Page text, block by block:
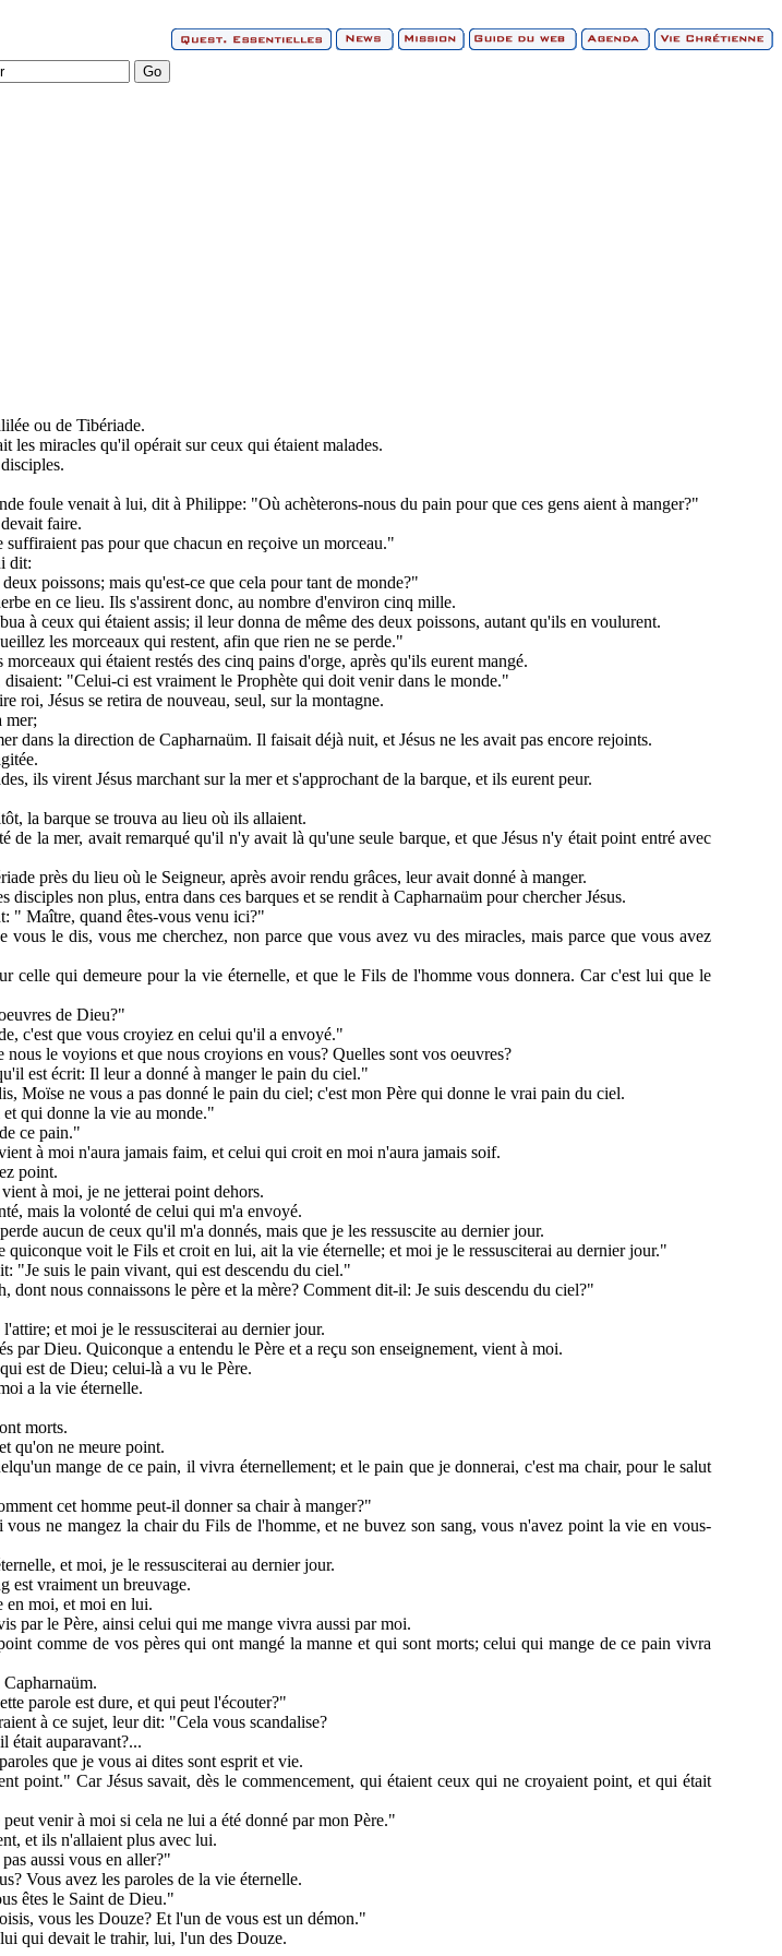
ou de Tibériade.
les miracles qu'il opérait sur ceux qui étaient malades.
foule venait à lui, dit à Philippe: "Où achèterons-nous du pain pour que ces gens aient à manger?"
faire.
pas pour que chacun en reçoive un morceau."
dit:
poissons; mais qu'est-ce que cela pour tant de monde?"
en ce lieu. Ils s'assirent donc, au nombre d'environ cinq mille.
à ceux qui étaient assis; il leur donna de même des deux poissons, autant qu'ils en voulurent.
les morceaux qui restent, afin que rien ne se perde."
qui étaient restés des cinq pains d'orge, après qu'ils eurent mangé.
"Celui-ci est vraiment le Prophète qui doit venir dans le monde."
roi, Jésus se retira de nouveau, seul, sur la montagne.
mer;
dans la direction de Capharnaüm. Il faisait déjà nuit, et Jésus ne les avait pas encore rejoints.
ils virent Jésus marchant sur la mer et s'approchant de la barque, et ils eurent peur.
la barque se trouva au lieu où ils allaient.
de la mer, avait remarqué qu'il n'y avait là qu'une seule barque, et que Jésus n'y était point entré avec
près du lieu où le Seigneur, après avoir rendu grâces, leur avait donné à manger.
non plus, entra dans ces barques et se rendit à Capharnaüm pour chercher Jésus.
" Maître, quand êtes-vous venu ici?"
le dis, vous me cherchez, non parce que vous avez vu des miracles, mais parce que vous avez
celle qui demeure pour la vie éternelle, et que le Fils de l'homme vous donnera. Car c'est lui que le
de Dieu?"
c'est que vous croyiez en celui qu'il a envoyé."
le voyions et que nous croyions en vous? Quelles sont vos oeuvres?
est écrit: Il leur a donné à manger le pain du ciel."
Moïse ne vous a pas donné le pain du ciel; c'est mon Père qui donne le vrai pain du ciel.
qui donne la vie au monde."
ce pain."
à moi n'aura jamais faim, et celui qui croit en moi n'aura jamais soif.
point.
à moi, je ne jetterai point dehors.
mais la volonté de celui qui m'a envoyé.
aucun de ceux qu'il m'a donnés, mais que je les ressuscite au dernier jour.
quiconque voit le Fils et croit en lui, ait la vie éternelle; et moi je le ressusciterai au dernier jour."
"Je suis le pain vivant, qui est descendu du ciel."
dont nous connaissons le père et la mère? Comment dit-il: Je suis descendu du ciel?"
et moi je le ressusciterai au dernier jour.
par Dieu. Quiconque a entendu le Père et a reçu son enseignement, vient à moi.
est de Dieu; celui-là a vu le Père.
a la vie éternelle.
morts.
qu'on ne meure point.
mange de ce pain, il vivra éternellement; et le pain que je donnerai, c'est ma chair, pour le salut
cet homme peut-il donner sa chair à manger?"
ne mangez la chair du Fils de l'homme, et ne buvez son sang, vous n'avez point la vie en vous-
et moi, je le ressusciterai au dernier jour.
est vraiment un breuvage.
en moi, et moi en lui.
par le Père, ainsi celui qui me mange vivra aussi par moi.
comme de vos pères qui ont mangé la manne et qui sont morts; celui qui mange de ce pain vivra
Capharnaüm.
parole est dure, et qui peut l'écouter?"
à ce sujet, leur dit: "Cela vous scandalise?
était auparavant?...
que je vous ai dites sont esprit et vie.
point." Car Jésus savait, dès le commencement, qui étaient ceux qui ne croyaient point, et qui était
venir à moi si cela ne lui a été donné par mon Père."
et ils n'allaient plus avec lui.
aussi vous en aller?"
Vous avez les paroles de la vie éternelle.
êtes le Saint de Dieu."
vous les Douze? Et l'un de vous est un démon."
qui devait le trahir, lui, l'un des Douze.